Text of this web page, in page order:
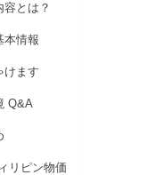
とは？
本情報
けます
Q&A
リピン物価